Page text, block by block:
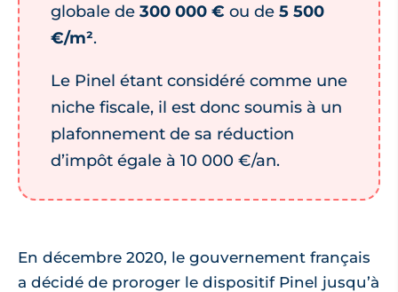
globale de 300 000 € ou de 5 500
€/m².
Le Pinel étant considéré comme une
niche fiscale, il est donc soumis à un
plafonnement de sa réduction
d’impôt égale à 10 000 €/an.
En décembre 2020, le gouvernement français
a décidé de proroger le dispositif Pinel jusqu’à